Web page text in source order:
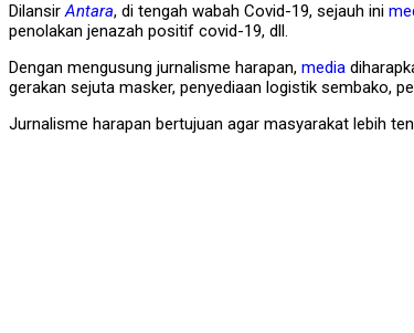
DilansirAntara, di tengah wabah Covid-19, sejauh ini
penolakan jenazah positif covid-19, dll.
Dengan mengusung jurnalisme harapan, media
gerakan sejuta masker, penyediaan logistik sembako,
Jurnalisme harapan bertujuan agar masyarakat lebih